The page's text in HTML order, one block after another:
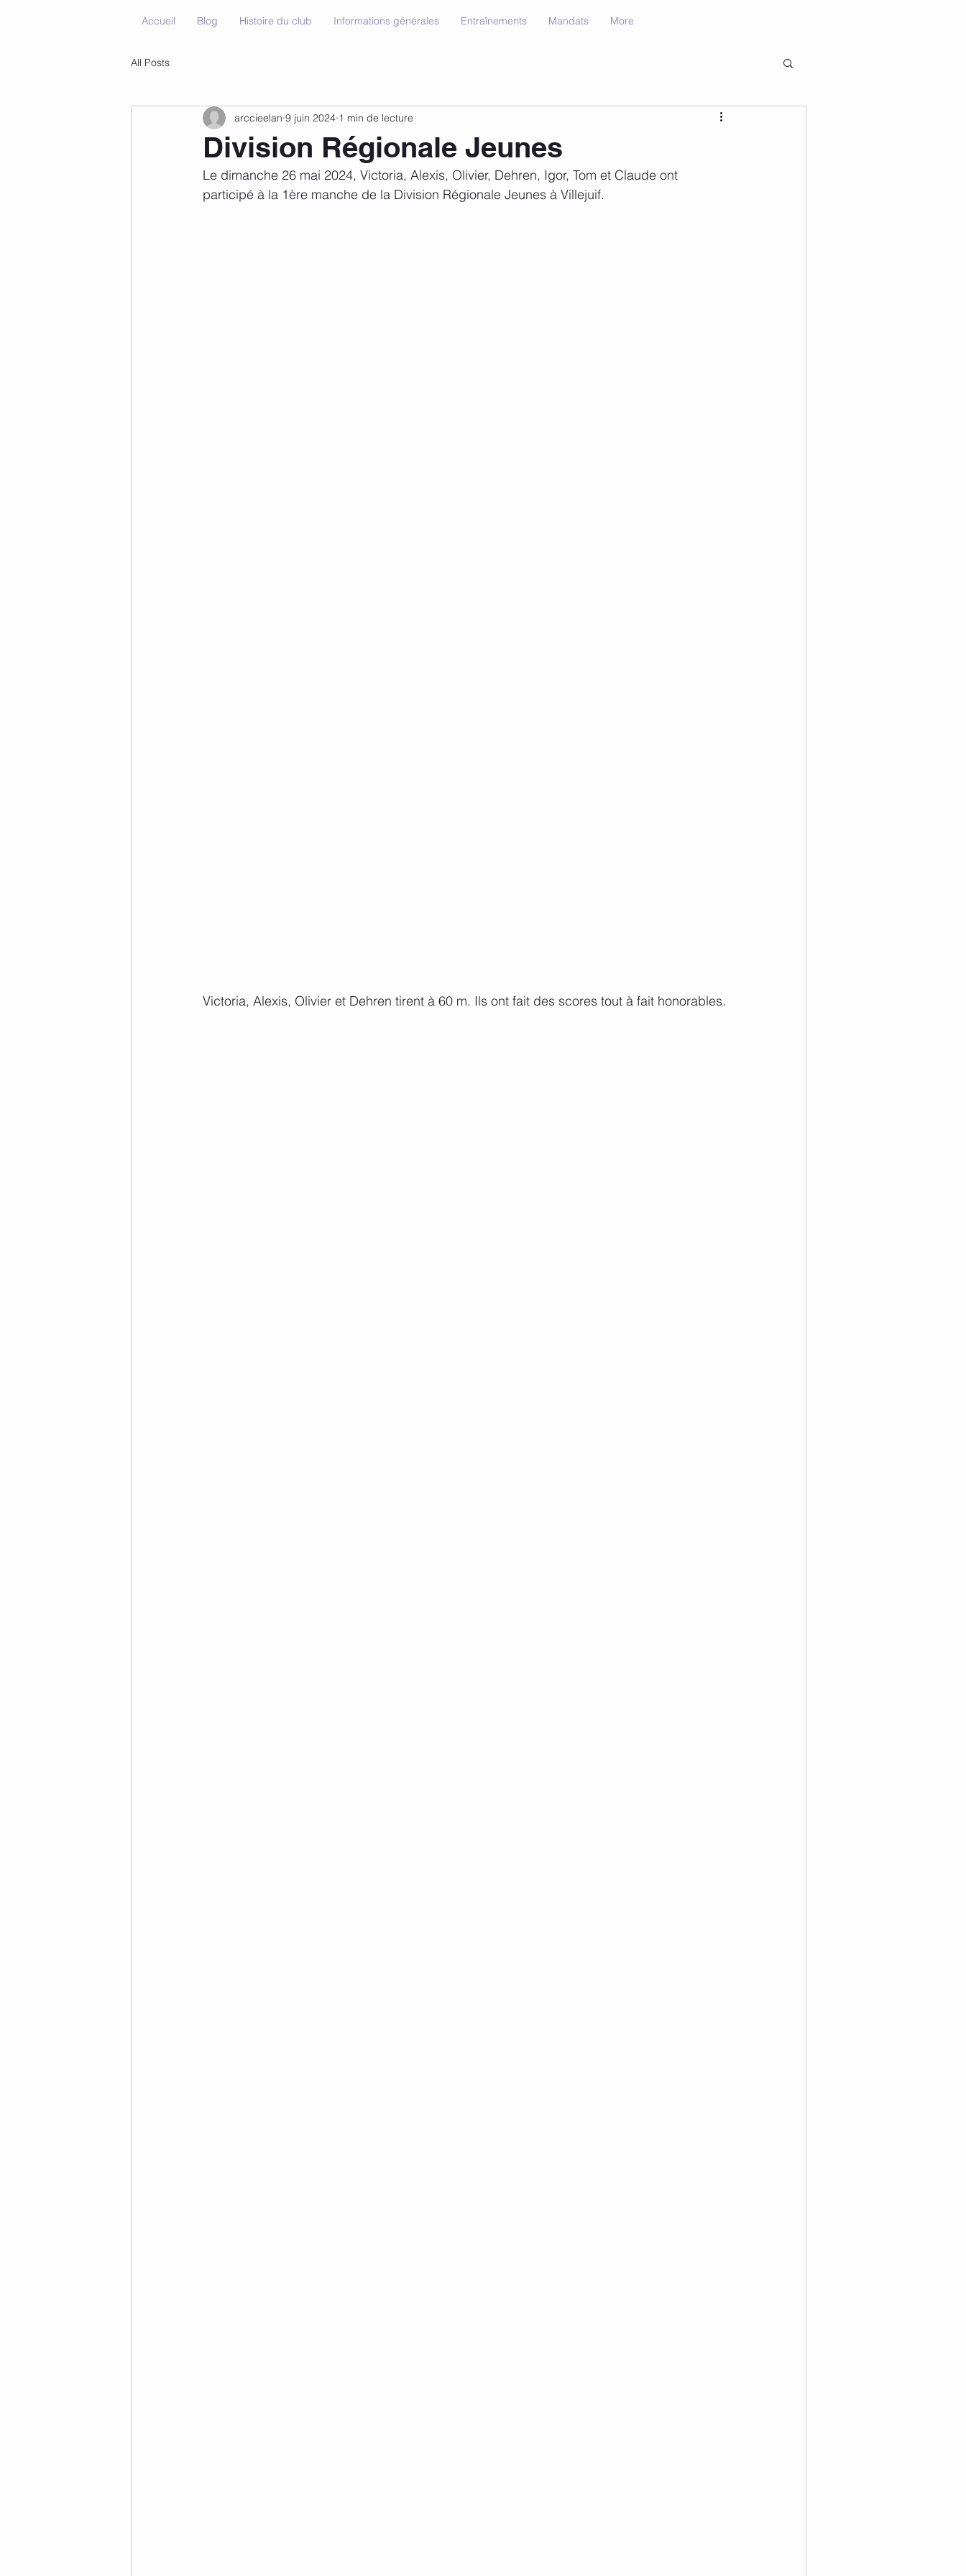
Accueil Blog Histoire du club Informations générales Entraînements Mandats More
All Posts
Division Régionale Jeunes
arccieelan 9 juin 2024 1 min de lecture
Le dimanche 26 mai 2024, Victoria, Alexis, Olivier, Dehren, Igor, Tom et Claude ont
participé à la 1ère manche de la Division Régionale Jeunes à Villejuif.
Victoria, Alexis, Olivier et Dehren tirent à 60 m. Ils ont fait des scores tout à fait honorables.